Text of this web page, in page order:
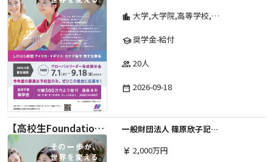
location_city 大学,大学院,高等学校,その他,高等専門学校,専修学校,短期大学
school奨学金-給付
group 20人
date_range 2026-09-18
【高校生Foundation Course 】2026年度 しのはら財団 アメリカ・イギリス・カナダ英語留学奨学金
一般財団法人 篠原欣子記念財団 (海外留学奨学金グループ)
currency_yen 2,000万円